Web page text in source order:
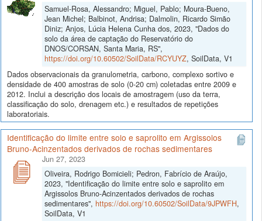
Samuel-Rosa, Alessandro; Miguel, Pablo; Moura-Bueno,
Jean Michel; Balbinot, Andrisa; Dalmolin, Ricardo Simão
Diniz; Anjos, Lúcia Helena Cunha dos, 2023, "Dados do
solo da área de captação do Reservatório do
DNOS/CORSAN, Santa Maria, RS",
https://doi.org/10.60502/SoilData/RCYUYZ, SoilData, V1
Dados observacionais da granulometria, carbono, complexo sortivo e
densidade de 400 amostras de solo (0-20 cm) coletadas entre 2009 e
2012. Inclui a descrição dos locais de amostragem (uso da terra,
classificação do solo, drenagem etc.) e resultados de repetições
laboratoriais.
Identificação do limite entre solo e saprolito em Argissolos
Bruno-Acinzentados derivados de rochas sedimentares
Jun 27, 2023
Oliveira, Rodrigo Bomicieli; Pedron, Fabrício de Araújo,
2023, "Identificação do limite entre solo e saprolito em
Argissolos Bruno-Acinzentados derivados de rochas
sedimentares", https://doi.org/10.60502/SoilData/9JPWFH,
SoilData, V1